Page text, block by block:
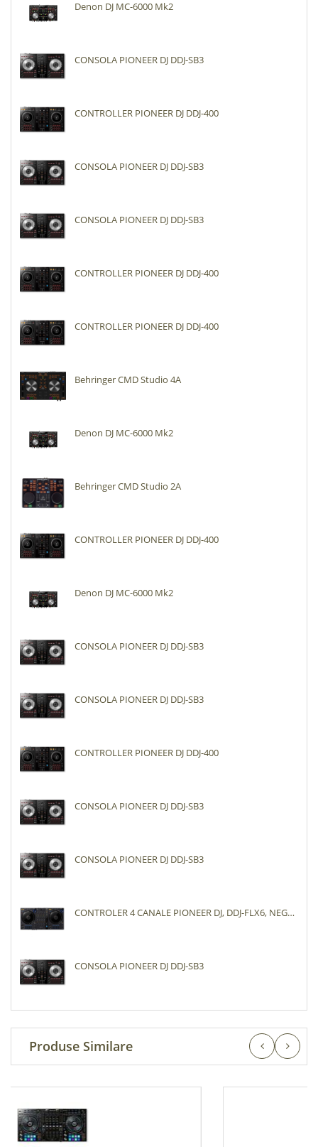
Denon DJ MC-6000 Mk2
CONSOLA PIONEER DJ DDJ-SB3
CONTROLLER PIONEER DJ DDJ-400
CONSOLA PIONEER DJ DDJ-SB3
CONSOLA PIONEER DJ DDJ-SB3
CONTROLLER PIONEER DJ DDJ-400
CONTROLLER PIONEER DJ DDJ-400
Behringer CMD Studio 4A
Denon DJ MC-6000 Mk2
Behringer CMD Studio 2A
CONTROLLER PIONEER DJ DDJ-400
Denon DJ MC-6000 Mk2
CONSOLA PIONEER DJ DDJ-SB3
CONSOLA PIONEER DJ DDJ-SB3
CONTROLLER PIONEER DJ DDJ-400
CONSOLA PIONEER DJ DDJ-SB3
CONSOLA PIONEER DJ DDJ-SB3
CONTROLER 4 CANALE PIONEER DJ, DDJ-FLX6, NEGRU
CONSOLA PIONEER DJ DDJ-SB3
Produse Similare